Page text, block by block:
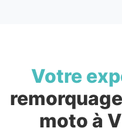
Votre
moto à